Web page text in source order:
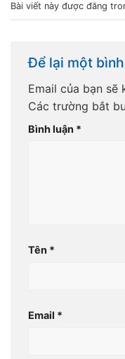
Bài viết này được đăng
Để lại một
Email của bạn sẽ
Các trường bắt
Bình luận *
Tên *
Email *